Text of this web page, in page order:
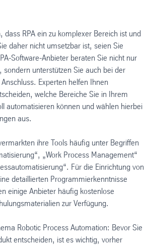
dass RPA ein zu komplexer Bereich ist und
daher nicht umsetzbar ist, seien Sie
Software-Anbieter beraten Sie nicht nur
sondern unterstützen Sie auch bei der
Experten helfen Ihnen
welche Bereiche Sie in Ihrem
automatisieren können und wählen hierbei
aus.
ihre Tools häufig unter Begriffen
„Work Process Management“
Für die Einrichtung von
detaillierten Programmierkenntnisse
einige Anbieter häufig kostenlose
zur Verfügung.
Robotic Process Automation: Bevor Sie
entscheiden, ist es wichtig, vorher